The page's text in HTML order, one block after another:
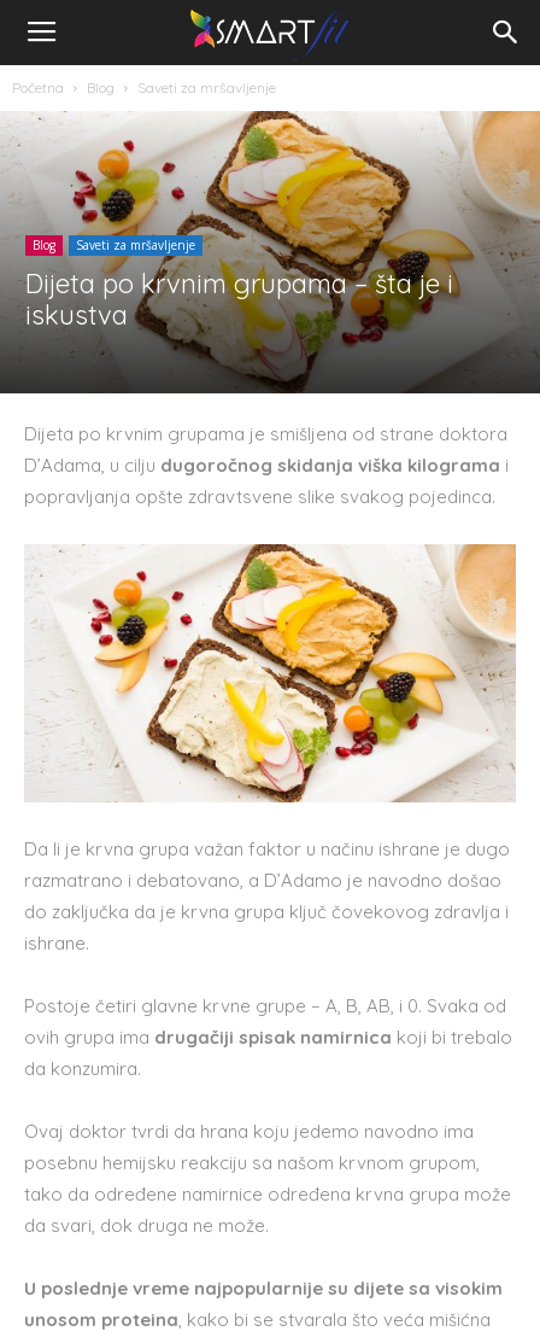
Početna Blog Saveti za mršavljenje
Blog Saveti za mršavljenje
Dijeta po krvnim grupama – šta je i
iskustva
Dijeta po krvnim grupama je smišljena od strane doktora
D’Adama, u cilju dugoročnog skidanja viška kilograma i
popravljanja opšte zdravtsvene slike svakog pojedinca.
Da li je krvna grupa važan faktor u načinu ishrane je dugo
razmatrano i debatovano, a D’Adamo je navodno došao
do zaključka da je krvna grupa ključ čovekovog zdravlja i
ishrane.
Postoje četiri glavne krvne grupe – A, B, AB, i 0. Svaka od
ovih grupa ima drugačiji spisak namirnica koji bi trebalo
da konzumira.
Ovaj doktor tvrdi da hrana koju jedemo navodno ima
posebnu hemijsku reakciju sa našom krvnom grupom,
tako da određene namirnice određena krvna grupa može
da svari, dok druga ne može.
U poslednje vreme najpopularnije su dijete sa visokim
unosom proteina, kako bi se stvarala što veća mišićna